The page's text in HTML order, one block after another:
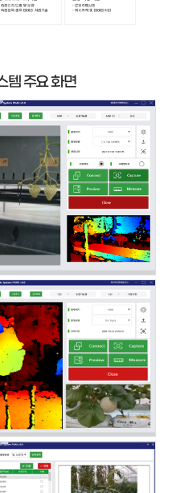
템 주요 화면